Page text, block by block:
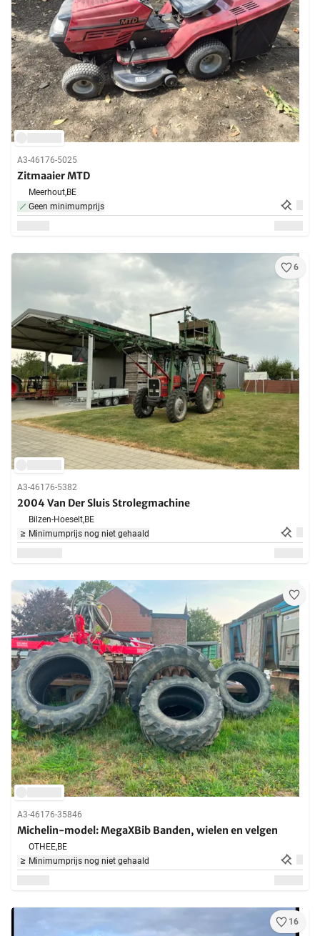
A3-46176-5025
Zitmaaier MTD
Meerhout,BE
Geen minimumprijs
6
A3-46176-5382
2004 Van Der Sluis Strolegmachine
Bilzen-Hoeselt,BE
Minimumprijs nog niet gehaald
A3-46176-35846
Michelin-model: MegaXBib Banden, wielen en velgen
OTHEE,BE
Minimumprijs nog niet gehaald
16